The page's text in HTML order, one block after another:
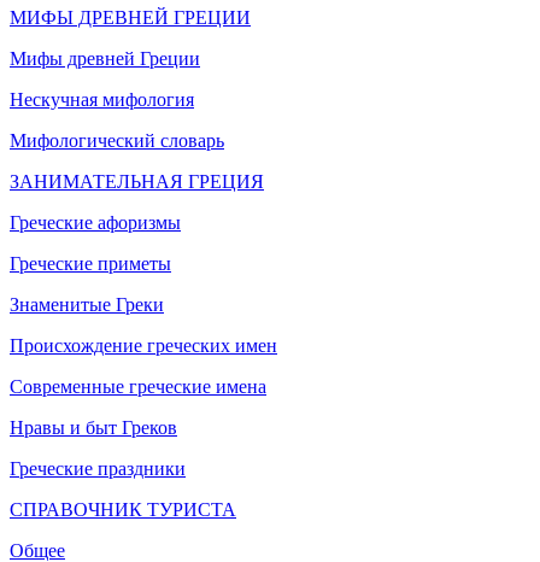
МИФЫ ДРЕВНЕЙ ГРЕЦИИ
Мифы древней Греции
Нескучная мифология
Мифологический словарь
ЗАНИМАТЕЛЬНАЯ ГРЕЦИЯ
Греческие афоризмы
Греческие приметы
Знаменитые Греки
Происхождение греческих имен
Современные греческие имена
Нравы и быт Греков
Греческие праздники
СПРАВОЧНИК ТУРИСТА
Общее